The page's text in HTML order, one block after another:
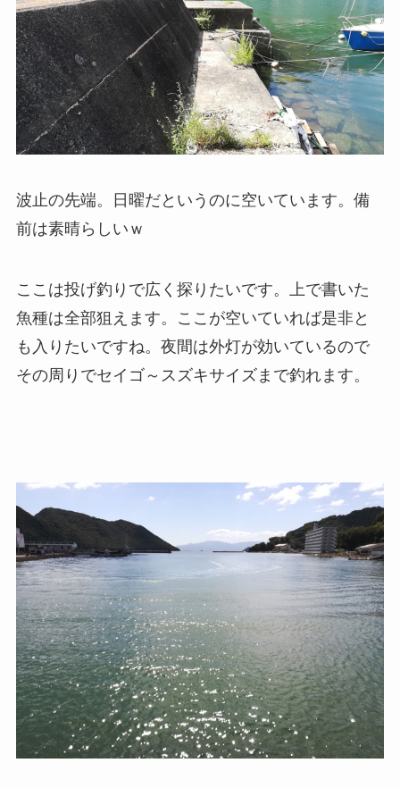
波止の先端。日曜だというのに空いています。備
前は素晴らしいｗ
ここは投げ釣りで広く探りたいです。上で書いた
魚種は全部狙えます。ここが空いていれば是非と
も入りたいですね。夜間は外灯が効いているので
その周りでセイゴ～スズキサイズまで釣れます。